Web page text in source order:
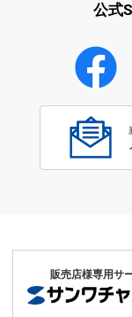
公式
販売店様専用サ